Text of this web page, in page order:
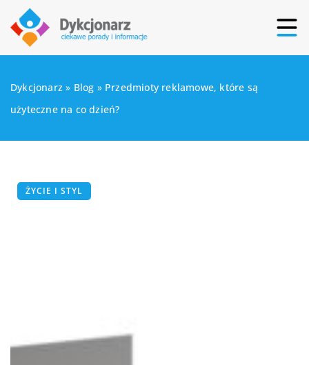
Dykcjonarz » Blog » Przedmioty reklamowe, które są
użyteczne na co dzień?
ŻYCIE I STYL